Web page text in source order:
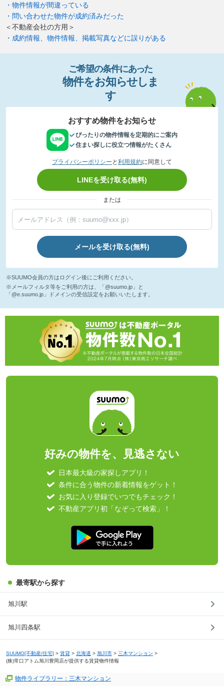
・物件情報が間違っている
・問い合わせた物件が成約済みだった
＜不動産会社の方用＞
・成約情報、物件情報、掲載写真などに誤りがある
ご希望の条件にあった
物件をお知らせし ま
す
おすすめ物件をお知らせ
ぴったりの物件情報を定期的にご案内
住まい探しに役立つ情報がたくさん
プライバシーポリシー と 利用規約に同意して
LINEを受け取る(無料)
または
メールを受け取る(無料)
※SUUMO会員の方はログイン後にご利用ください。
※メールフィルタ等をご利用の方は、「@suumo.jp」と
「@e.suumo.jp」ドメインの受信設定をお願いいたします。
好みの物件を、見逃さない
日本最大級の家探しアプリ！
条件に合う物件の新着情報をゲット！
お気に入り登録でいつでもチェック！
不動産アプリ初「なぞって検索」！
最寄駅から探す
旭川駅
旭川四条駅
SUUMO[不動産/住宅] > 賃貸 > 北海道 > 旭川市 > 三木マンション >
(株)常口アトム旭川豊岡店が提供する賃貸物件情報
物件ライブラリー：三木マンション